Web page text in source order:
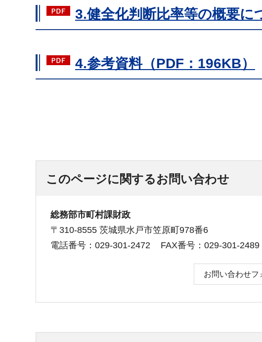
3.健全化判断比率等の概要に
4.参考資料（PDF：196KB）
このページに関するお問い合わせ
総務部市町村課財政
〒310-8555 茨城県水戸市笠原町978番6
電話番号：029-301-2472
FAX番号：029-301-2489
お問い合わせフ